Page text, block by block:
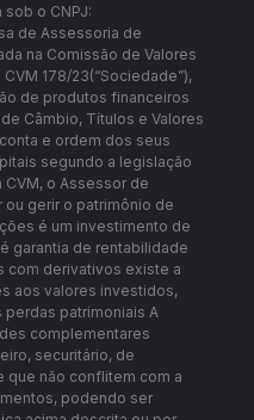
sob o CNPJ:
de Assessoria de
na Comissão de Valores
178/23(“Sociedade”),
de produtos financeiros
Câmbio, Títulos e Valores
e ordem dos seus
segundo a legislação
o Assessor de
ou gerir o patrimônio de
é um investimento de
garantia de rentabilidade
com derivativos existe a
aos valores investidos,
patrimoniais A
complementares
securitário, de
que não conflitem com a
podendo ser